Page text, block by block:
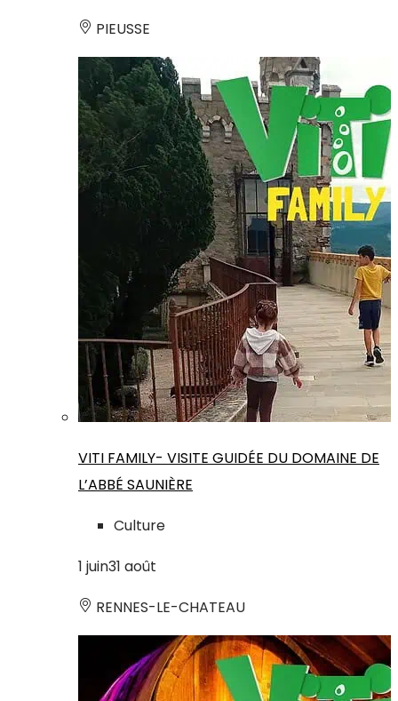
PIEUSSE
VITI FAMILY- VISITE GUIDÉE DU DOMAINE DE
L’ABBÉ SAUNIÈRE
Culture
1 juin31 août
RENNES-LE-CHATEAU